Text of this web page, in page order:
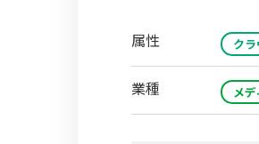
属性 ク
業種 メ